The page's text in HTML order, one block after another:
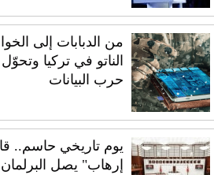
من الدبابات إلى
الناتو في تركيا
حرب البيانات
يوم تاريخي حاسم..
إرهاب" يصل